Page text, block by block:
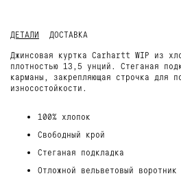
ДЕТАЛИ
ДОСТАВКА
Джинсовая куртка Carhartt WIP из
плотностью 13,5 унций. Стеганая
карманы, закрепляющая строчка для
износостойкости.
100% хлопок
Свободный крой
Стеганая подкладка
Отложной вельветовый воротник